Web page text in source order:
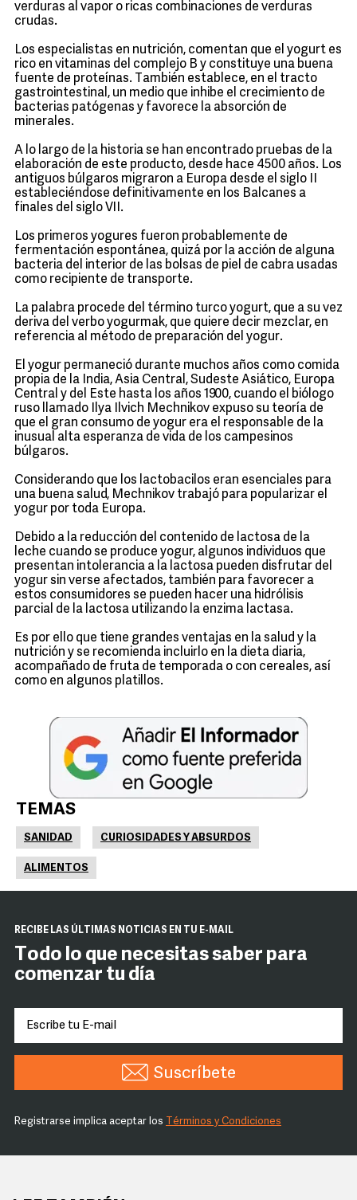
verduras al vapor o ricas combinaciones de verduras
crudas.
Los especialistas en nutrición, comentan que el yogurt es
rico en vitaminas del complejo B y constituye una buena
fuente de proteínas. También establece, en el tracto
gastrointestinal, un medio que inhibe el crecimiento de
bacterias patógenas y favorece la absorción de
minerales.
A lo largo de la historia se han encontrado pruebas de la
elaboración de este producto, desde hace 4500 años. Los
antiguos búlgaros migraron a Europa desde el siglo II
estableciéndose definitivamente en los Balcanes a
finales del siglo VII.
Los primeros yogures fueron probablemente de
fermentación espontánea, quizá por la acción de alguna
bacteria del interior de las bolsas de piel de cabra usadas
como recipiente de transporte.
La palabra procede del término turco yogurt, que a su vez
deriva del verbo yogurmak, que quiere decir mezclar, en
referencia al método de preparación del yogur.
El yogur permaneció durante muchos años como comida
propia de la India, Asia Central, Sudeste Asiático, Europa
Central y del Este hasta los años 1900, cuando el biólogo
ruso llamado Ilya Ilvich Mechnikov expuso su teoría de
que el gran consumo de yogur era el responsable de la
inusual alta esperanza de vida de los campesinos
búlgaros.
Considerando que los lactobacilos eran esenciales para
una buena salud, Mechnikov trabajó para popularizar el
yogur por toda Europa.
Debido a la reducción del contenido de lactosa de la
leche cuando se produce yogur, algunos individuos que
presentan intolerancia a la lactosa pueden disfrutar del
yogur sin verse afectados, también para favorecer a
estos consumidores se pueden hacer una hidrólisis
parcial de la lactosa utilizando la enzima lactasa.
Es por ello que tiene grandes ventajas en la salud y la
nutrición y se recomienda incluirlo en la dieta diaria,
acompañado de fruta de temporada o con cereales, así
como en algunos platillos.
TEMAS
SANIDAD CURIOSIDADES Y ABSURDOS
ALIMENTOS
RECIBE LAS ÚLTIMAS NOTICIAS EN TU E-MAIL
Todo lo que necesitas saber para
comenzar tu día
Suscríbete
Registrarse implica aceptar los Términos y Condiciones